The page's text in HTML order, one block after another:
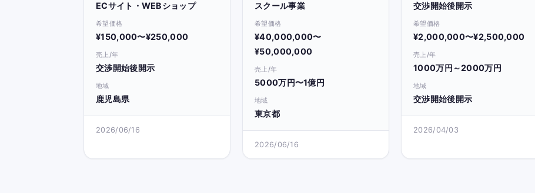
ECサイト・WEBショップ
希望価格
¥150,000〜¥250,000
売上/年
交渉開始後開示
地域
鹿児島県
2026/06/16
スクール事業
希望価格
¥40,000,000〜
¥50,000,000
売上/年
5000万円〜1億円
地域
東京都
2026/06/16
交渉開始後開示
希望価格
¥2,000,000〜¥2,500,000
売上/年
1000万円～2000万円
地域
交渉開始後開示
2026/04/03